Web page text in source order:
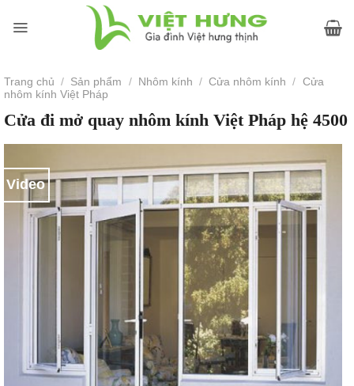
Trang chủ / Sản phẩm / Nhôm kính / Cửa nhôm kính / Cửa
nhôm kính Việt Pháp
Cửa đi mở quay nhôm kính Việt Pháp hệ 4500
Video